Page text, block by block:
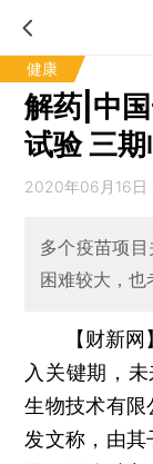
健康
解药|中
试验 三
2020年06月16日
多个疫苗项
困难较大，也
【财新
入关键期，
生物技术有限
发文称，由